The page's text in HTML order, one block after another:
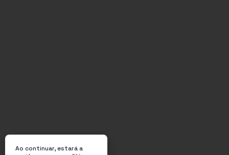
Ao continuar, estará a